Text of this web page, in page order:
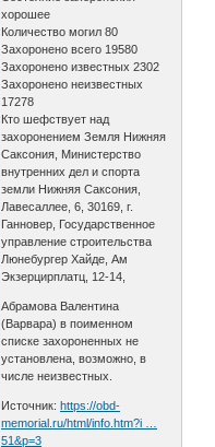
хорошее
Количество могил 80
Захоронено всего 19580
Захоронено известных 2302
Захоронено неизвестных
17278
Кто шефствует над
захоронением Земля Нижняя
Саксония, Министерство
внутренних дел и спорта
земли Нижняя Саксония,
Лавесаллее, 6, 30169, г.
Ганновер, Государственное
управление строительства
Люнебургер Хайде, Ам
Экзерцирплатц, 12-14,
Абрамова Валентина
(Варвара) в поименном
списке захороненных не
установлена, возможно, в
числе неизвестных.
Источник: https://obd-
memorial.ru/html/info.htm?i …
51&p=3